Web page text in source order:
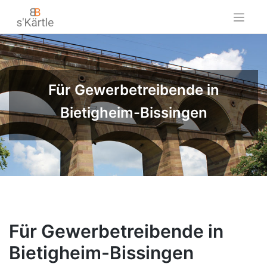
content
Für Gewerbetreibende in
Bietigheim-Bissingen
Für Gewerbetreibende in
Bietigheim-Bissingen